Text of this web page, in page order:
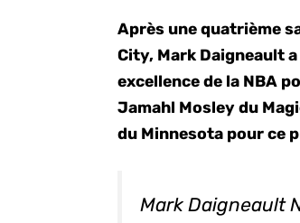
Après une quatrième
City, Mark Daigneault
excellence de la NBA
Jamahl Mosley du
du Minnesota pour ce
Mark Daigneault